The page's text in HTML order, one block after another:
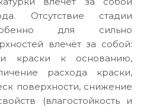
Отсутствие стадии
для сильно
влечёт за собой:
краски к основанию,
расхода краски,
поверхности, снижение
(влагостойкость и